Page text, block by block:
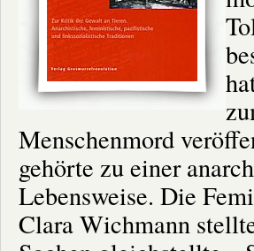
Menschenmord
gehörte zu einer
Lebensweise. Die
Clara Wichmann